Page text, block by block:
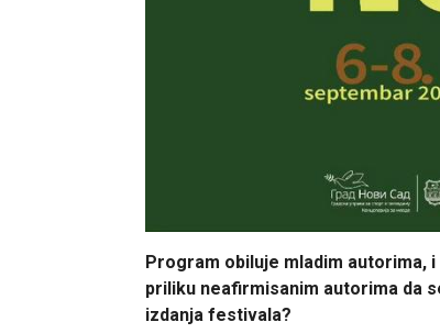
Program obiluje mladim autorima,
priliku neafirmisanim autorima da
izdanja festivala?